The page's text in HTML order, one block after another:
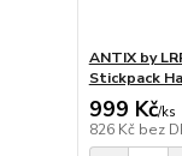
ANTIX by
Stickpack
999 Kč/ks
826 Kč bez